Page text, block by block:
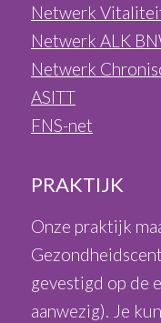
Netwerk
Netwerk ALK
Netwerk
ASITT
FNS-net
PRAKTIJK
Onze praktijk
gevestigd op de
aanwezig). Je